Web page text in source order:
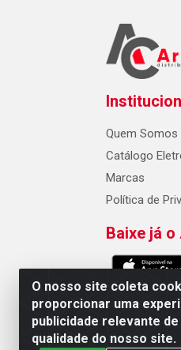
O nosso site coleta
proporcionar uma
publicidade relevante
qualidade do nosso site.
Quem Somos
Catálogo
Marcas
Política de
Baixe já o